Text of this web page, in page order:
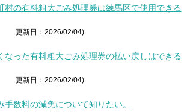
村の有料粗大ごみ処理券は練馬区で使用できる
更新日：2026/02/04)
なった有料粗大ごみ処理券の払い戻しはできる
更新日：2026/02/04)
数料の減免について知りたい。